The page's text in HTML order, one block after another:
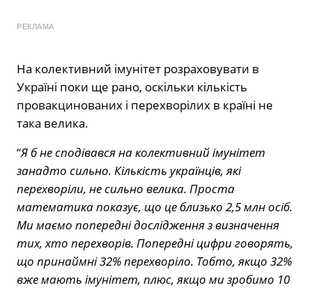
РЕКЛАМА
На колективний імунітет розраховувати в
Україні поки ще рано, оскільки кількість
провакцинованих і перехворілих в країні не
така велика.
“Я б не сподівався на колективний імунітет
занадто сильно. Кількість українців, які
перехворіли, не сильно велика. Проста
математика показує, що це близько 2,5 млн осіб.
Ми маємо попередні дослідження з визначення
тих, хто перехворів. Попередні цифри говорять,
що принаймні 32% перехворіло. Тобто, якщо 32%
вже мають імунітет, плюс, якщо ми зробимо 10